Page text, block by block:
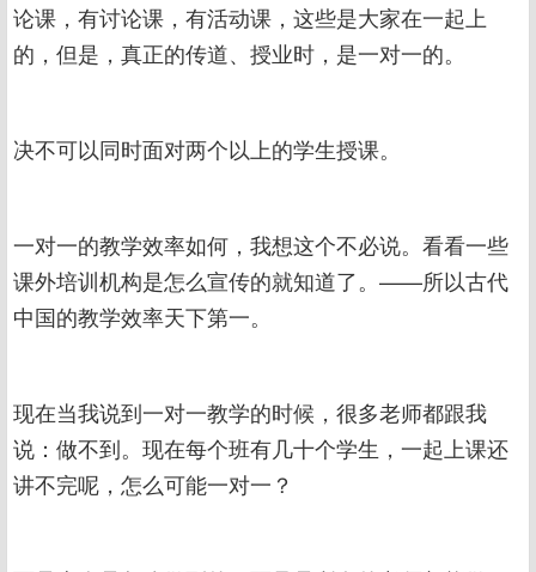
论课，有讨论课，有活动课，这些是大家在一起上
的，但是，真正的传道、授业时，是一对一的。
决不可以同时面对两个以上的学生授课。
一对一的教学效率如何，我想这个不必说。看看一些
课外培训机构是怎么宣传的就知道了。——所以古代
中国的教学效率天下第一。
现在当我说到一对一教学的时候，很多老师都跟我
说：做不到。现在每个班有几十个学生，一起上课还
讲不完呢，怎么可能一对一？